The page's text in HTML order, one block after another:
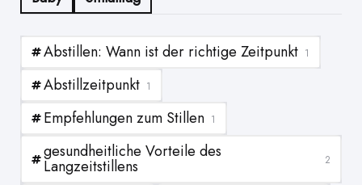
Abstillen: Wann ist der richtige Zeitpunkt 1
Abstillzeitpunkt 1
Empfehlungen zum Stillen 1
gesundheitliche Vorteile des
Langzeitstillens 2